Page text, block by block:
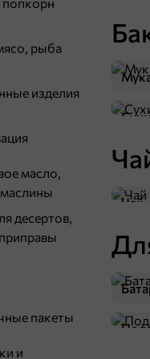
рыба
изделия
масло,
десертов,
пакеты
и
Чай